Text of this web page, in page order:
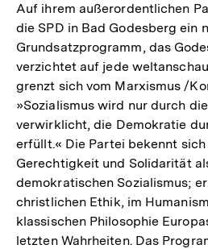
Auf ihrem außerordentlichen
die SPD in Bad Godesberg ein
Grundsatzprogramm, das
verzichtet auf jede
grenzt sich vom Marxismus /
»Sozialismus wird nur durch
verwirklicht, die Demokratie
erfüllt.« Die Partei bekennt sich
Gerechtigkeit und Solidarität
demokratischen Sozialismus;
christlichen Ethik, im
klassischen Philosophie
letzten Wahrheiten. Das